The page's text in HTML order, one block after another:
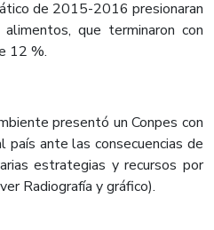
de 2015-2016 presionaran
que terminaron con
12 %.
presentó un Conpes con
país ante las consecuencias de
estrategias y recursos por
Radiografía y gráfico).